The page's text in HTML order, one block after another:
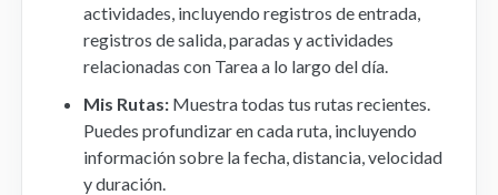
actividades, incluyendo registros de entrada,
registros de salida, paradas y actividades
relacionadas con Tarea a lo largo del día.
Mis Rutas: Muestra todas tus rutas recientes.
Puedes profundizar en cada ruta, incluyendo
información sobre la fecha, distancia, velocidad
y duración.